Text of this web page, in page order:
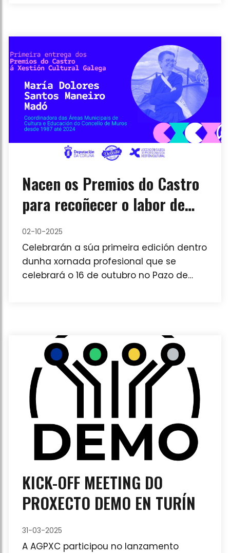
procedemento de renovación da
dirección do CGAC
Nacen os Premios do Castro
para recoñecer o labor de
profesionais da xestión
cultural galega
02-10-2025
Celebrarán a súa primeira edición dentro
dunha xornada profesional que se
celebrará o 16 de outubro no Pazo de
KICK-OFF MEETING DO
PROXECTO DEMO EN TURÍN
31-03-2025
A AGPXC participou no lanzamento